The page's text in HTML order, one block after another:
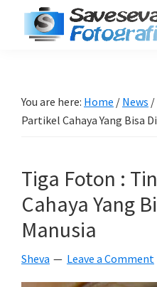
Pemula
-
Tutorial
-
Berita
-
Traveling
You are here: Home / News /
Partikel Cahaya Yang Bisa
Tiga Foton :
Cahaya Yang
Manusia
Sheva Leave a Comment